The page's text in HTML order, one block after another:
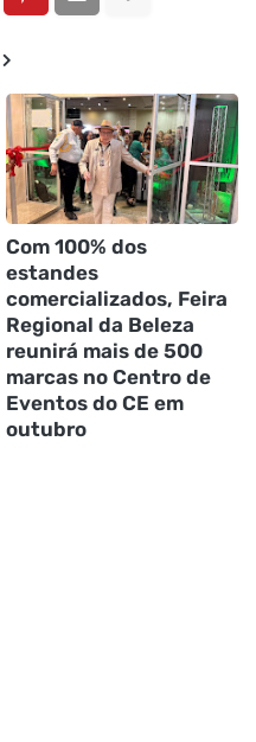
Com 100% dos
estandes
comercializados, Feira
Regional da Beleza
reunirá mais de 500
marcas no Centro de
Eventos do CE em
outubro